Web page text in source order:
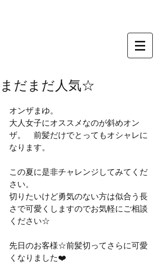
まだまだ人気☆
オンザまゆ。
大人女子にオススメなのが斜めオン
ザ。　前髪だけでとってもオシャレに
なります。
この夏に是非チャレンジしてみてくだ
さい。
切りたいけど勇気のない方は似合う長
さで可愛くしますのでお気軽にご相談
ください☆
先日のお客様☆前髪切ってさらに可愛
くなりました❤️